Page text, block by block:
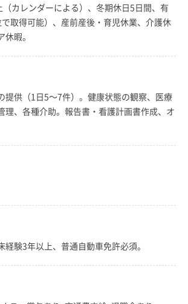
カレンダーによる）、冬期休日5日間、有
取得可能）、産前産後・育児休業、介護休
暇。
提供（1日5～7件）。健康状態の観察、医療
理、各種介助。報告書・看護計画書作成、オ
経験3年以上、普通自動車免許必須。